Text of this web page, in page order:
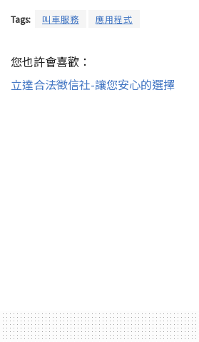
Tags: 叫車服務 應用程式
您也許會喜歡：
立達合法徵信社-讓您安心的選擇